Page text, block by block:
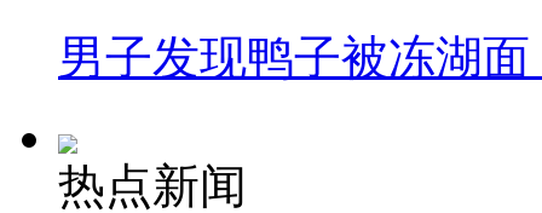
男子发现鸭子被冻湖
热点新闻